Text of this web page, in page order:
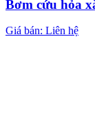
Bơm cứu hỏa
Giá bán: Liên hệ